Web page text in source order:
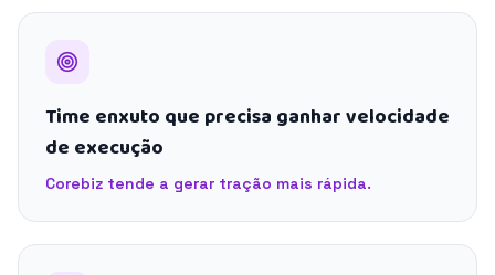
Time enxuto que precisa ganhar velocidade
de execução
Corebiz tende a gerar tração mais rápida.